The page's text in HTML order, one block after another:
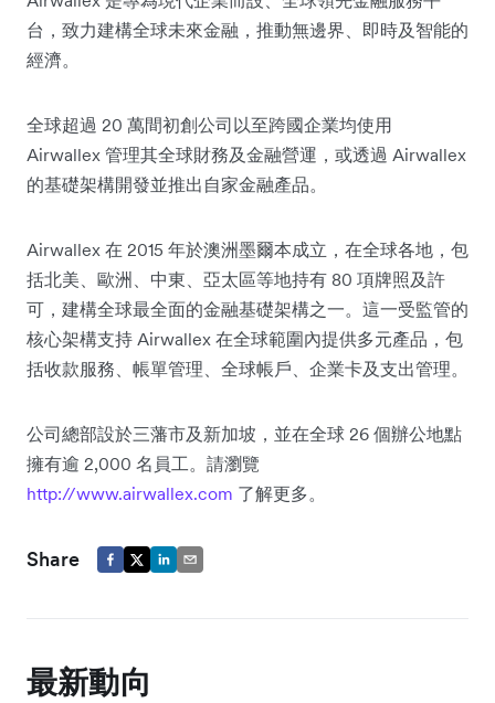
台，致力建構全球未來金融，推動無邊界、即時及智能的
經濟。
全球超過 20 萬間初創公司以至跨國企業均使用
Airwallex 管理其全球財務及金融營運，或透過 Airwallex
的基礎架構開發並推出自家金融產品。
Airwallex 在 2015 年於澳洲墨爾本成立，在全球各地，包
括北美、歐洲、中東、亞太區等地持有 80 項牌照及許
可，建構全球最全面的金融基礎架構之一。這一受監管的
核心架構支持 Airwallex 在全球範圍內提供多元產品，包
括收款服務、帳單管理、全球帳戶、企業卡及支出管理。
公司總部設於三藩市及新加坡，並在全球 26 個辦公地點
擁有逾 2,000 名員工。請瀏覽
http://www.airwallex.com 了解更多。
Share
最新動向